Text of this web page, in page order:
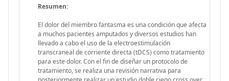
Resumen:
El dolor del miembro fantasma es una condición que afecta
a muchos pacientes amputados y diversos estudios han
llevado a cabo el uso de la electroestimulación
transcraneal de corriente directa (tDCS) como tratamiento
para este dolor. Con el fin de diseñar un protocolo de
tratamiento, se realiza una revisión narrativa para